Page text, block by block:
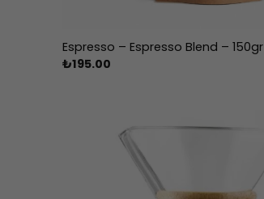
Espresso – Espresso Blend – 150gr
₺195.00